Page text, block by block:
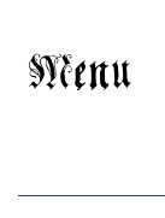
Menu